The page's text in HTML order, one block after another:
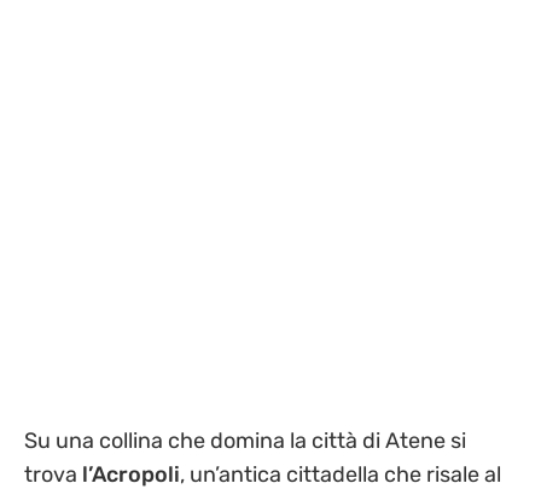
Su una collina che domina la città di Atene si
trova l’Acropoli, un’antica cittadella che risale al